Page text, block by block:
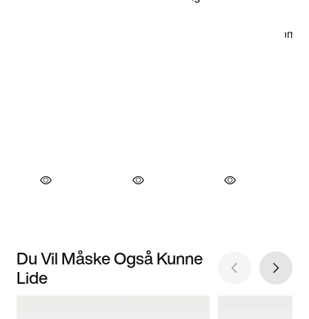
Du Vil Måske Også Kunne
Lide